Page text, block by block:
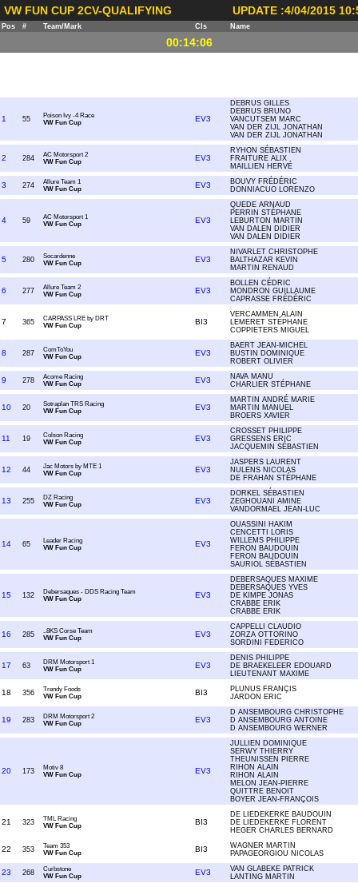
VW FUN CUP 2CV-QUALIFYING UPDATE :4/04/2015
Pos # Team/Mark Cls Name
00:14:06
1 55
Poison Ivy -4 Race
VW Fun Cup
EV3
DEBRUS GILLES
DEBRUS BRUNO
VANCUTSEM MARC
VAN DER ZIJL JONATHAN
VAN DER ZIJL JONATHAN
2 284
AC Motorsport 2
VW Fun Cup
EV3
RYHON SÉBASTIEN
FRAITURE ALIX
MAILLIEN HERVÉ
3 274
Allure Team 1
VW Fun Cup
EV3
BOUVY FRÉDÉRIC
DONNIACUO LORENZO
4 59
AC Motorsport 1
VW Fun Cup
EV3
QUEDE ARNAUD
PERRIN STÉPHANE
LEBURTON MARTIN
VAN DALEN DIDIER
VAN DALEN DIDIER
5 280
Socardenne
VW Fun Cup
EV3
NIVARLET CHRISTOPHE
BALTHAZAR KEVIN
MARTIN RENAUD
6 277
Allure Team 2
VW Fun Cup
EV3
BOLLEN CÉDRIC
MONDRON GUILLAUME
CAPRASSE FRÉDÉRIC
7 365
CARPASS LRE by DRT
VW Fun Cup
BI3
VERCAMMEN ALAIN
LEMERET STÉPHANE
COPPIETERS MIGUEL
8 287
ComToYou
VW Fun Cup
EV3
BAERT JEAN-MICHEL
BUSTIN DOMINIQUE
ROBERT OLIVIER
9 278
Acome Racing
VW Fun Cup
EV3
NAVA MANU
CHARLIER STÉPHANE
10 20
Sotraplan TRS Racing
VW Fun Cup
EV3
MARTIN ANDRÉ MARIE
MARTIN MANUEL
BROERS XAVIER
11 19
Colson Racing
VW Fun Cup
EV3
CROSSET PHILIPPE
GRESSENS ERIC
JACQUEMIN SÉBASTIEN
12 44
Jac Motors by MTE 1
VW Fun Cup
EV3
JASPERS LAURENT
NULENS NICOLAS
DE FRAHAN STÉPHANE
13 255
DZ Racing
VW Fun Cup
EV3
DORKEL SÉBASTIEN
ZEGHOUANI AMINE
VANDORMAEL JEAN-LUC
14 65
Leader Racing
VW Fun Cup
EV3
OUASSINI HAKIM
CENCETTI LORIS
WILLEMS PHILIPPE
FERON BAUDOUIN
FERON BAUDOUIN
SAURIOL SÉBASTIEN
15 132
Debersaques - DDS Racing Team
VW Fun Cup
EV3
DEBERSAQUES MAXIME
DEBERSAQUES YVES
DE KIMPE JONAS
CRABBE ERIK
CRABBE ERIK
16 285
..8KS Corse Team
VW Fun Cup
EV3
CAPPELLI CLAUDIO
ZORZA OTTORINO
SORDINI FEDERICO
17 63
DRM Motorsport 1
VW Fun Cup
EV3
DENIS PHILIPPE
DE BRAEKELEER EDOUARD
LIEUTENANT MAXIME
18 356
Trendy Foods
VW Fun Cup
BI3
PLUNUS FRANÇIS
JARDON ERIC
19 283
DRM Motorsport 2
VW Fun Cup
EV3
D ANSEMBOURG CHRISTOPHE
D ANSEMBOURG ANTOINE
D ANSEMBOURG WERNER
20 173
Motiv 8
VW Fun Cup
EV3
JULLIEN DOMINIQUE
SERWY THIERRY
THEUNISSEN PIERRE
RIHON ALAIN
RIHON ALAIN
MELON JEAN-PIERRE
QUITTRE BENOIT
BOYER JEAN-FRANÇOIS
21 323
TML Racing
VW Fun Cup
BI3
DE LIEDEKERKE BAUDOUIN
DE LIEDEKERKE FLORENT
HEGER CHARLES BERNARD
22 353
Team 353
VW Fun Cup
BI3
WAGNER MARTIN
PAPAGEORGIOU NICOLAS
23 268
Curbstone
VW Fun Cup
EV3
VAN GLABEKE PATRICK
LANTING MARTIN